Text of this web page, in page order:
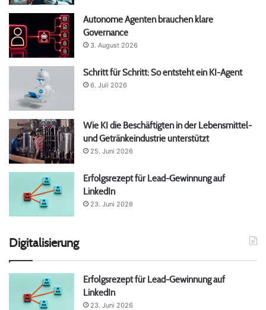
Autonome Agenten brauchen klare
Governance
3. August 2026
Schritt für Schritt: So entsteht ein KI-Agent
6. Juli 2026
Wie KI die Beschäftigten in der Lebensmittel-
und Getränkeindustrie unterstützt
25. Juni 2026
Erfolgsrezept für Lead-Gewinnung auf
LinkedIn
23. Juni 2026
Digitalisierung
Erfolgsrezept für Lead-Gewinnung auf
LinkedIn
23. Juni 2026